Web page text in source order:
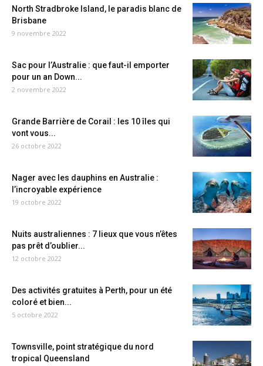
North Stradbroke Island, le paradis blanc de
Brisbane
9 novembre 2022
Sac pour l’Australie : que faut-il emporter
pour un an Down...
2 novembre 2022
Grande Barrière de Corail : les 10 îles qui
vont vous...
26 octobre 2022
Nager avec les dauphins en Australie :
l’incroyable expérience
19 octobre 2022
Nuits australiennes : 7 lieux que vous n’êtes
pas prêt d’oublier...
12 octobre 2022
Des activités gratuites à Perth, pour un été
coloré et bien...
5 octobre 2022
Townsville, point stratégique du nord
tropical Queensland